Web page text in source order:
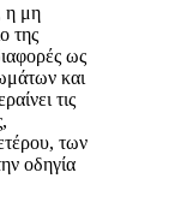
η μη
της
ως
και
τις
των
οδηγία